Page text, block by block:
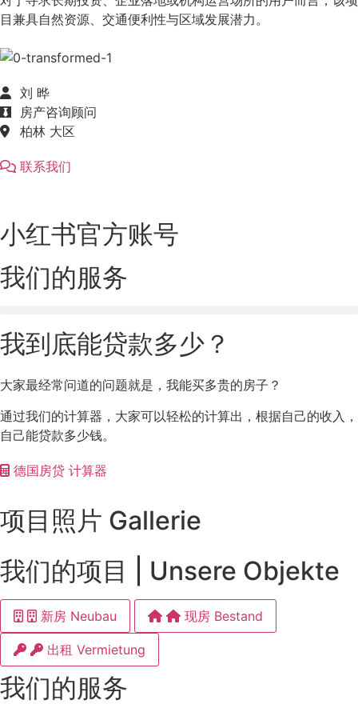
目兼具自然资源、交通便利性与区域发展潜力。
刘 晔
房产咨询顾问
柏林 大区
联系我们
小红书官方账号
我们的服务
我到底能贷款多少？
大家最经常问道的问题就是，我能买多贵的房子？
通过我们的计算器，大家可以轻松的计算出，根据自己的收入，
自己能贷款多少钱。
德国房贷 计算器
项目照片 Gallerie
我们的项目 | Unsere Objekte
新房 Neubau 现房 Bestand
出租 Vermietung
我们的服务